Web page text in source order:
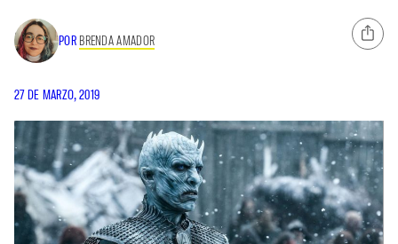
POR BRENDA AMADOR
27 DE MARZO, 2019